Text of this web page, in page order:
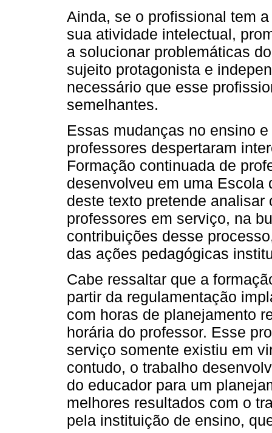
Ainda, se o profissional tem
sua atividade intelectual,
a solucionar problemáticas
sujeito protagonista e
necessário que esse
semelhantes.
Essas mudanças no ensino
professores despertaram
Formação continuada de
desenvolveu em uma
deste texto pretende
professores em serviço, na
contribuições desse
das ações pedagógicas
Cabe ressaltar que a
partir da regulamentação
com horas de planejamento
horária do professor. Esse
serviço somente existiu em
contudo, o trabalho
do educador para um
melhores resultados com o
pela instituição de ensino,